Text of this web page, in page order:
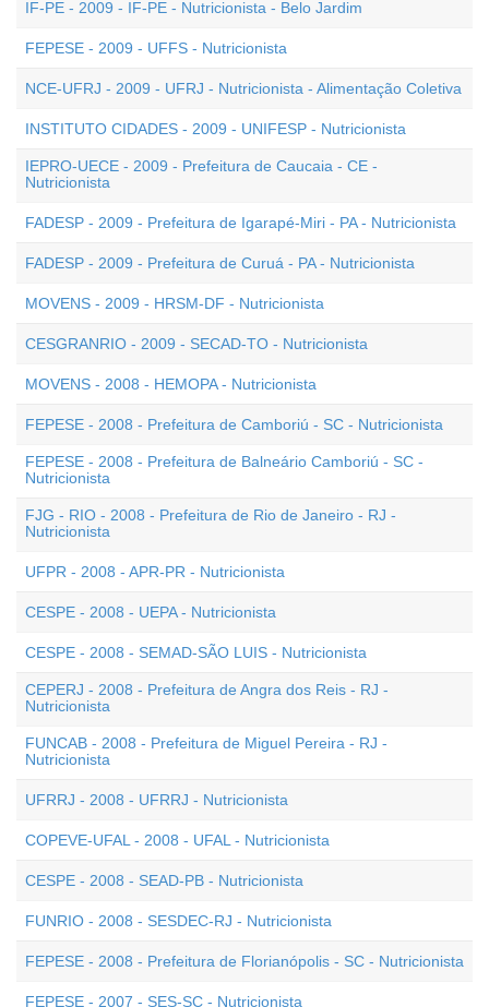
IF-PE - 2009 - IF-PE - Nutricionista - Belo Jardim
FEPESE - 2009 - UFFS - Nutricionista
NCE-UFRJ - 2009 - UFRJ - Nutricionista - Alimentação Coletiva
INSTITUTO CIDADES - 2009 - UNIFESP - Nutricionista
IEPRO-UECE - 2009 - Prefeitura de Caucaia - CE -
Nutricionista
FADESP - 2009 - Prefeitura de Igarapé-Miri - PA - Nutricionista
FADESP - 2009 - Prefeitura de Curuá - PA - Nutricionista
MOVENS - 2009 - HRSM-DF - Nutricionista
CESGRANRIO - 2009 - SECAD-TO - Nutricionista
MOVENS - 2008 - HEMOPA - Nutricionista
FEPESE - 2008 - Prefeitura de Camboriú - SC - Nutricionista
FEPESE - 2008 - Prefeitura de Balneário Camboriú - SC -
Nutricionista
FJG - RIO - 2008 - Prefeitura de Rio de Janeiro - RJ -
Nutricionista
UFPR - 2008 - APR-PR - Nutricionista
CESPE - 2008 - UEPA - Nutricionista
CESPE - 2008 - SEMAD-SÃO LUIS - Nutricionista
CEPERJ - 2008 - Prefeitura de Angra dos Reis - RJ -
Nutricionista
FUNCAB - 2008 - Prefeitura de Miguel Pereira - RJ -
Nutricionista
UFRRJ - 2008 - UFRRJ - Nutricionista
COPEVE-UFAL - 2008 - UFAL - Nutricionista
CESPE - 2008 - SEAD-PB - Nutricionista
FUNRIO - 2008 - SESDEC-RJ - Nutricionista
FEPESE - 2008 - Prefeitura de Florianópolis - SC - Nutricionista
FEPESE - 2007 - SES-SC - Nutricionista